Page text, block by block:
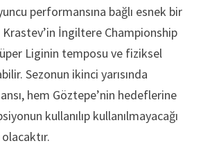
performansına bağlı esnek bir
Krastev’in İngiltere Championship
Liginin temposu ve fiziksel
Sezonun ikinci yarısında
hem Göztepe’nin hedeflerine
kullanılıp kullanılmayacağı